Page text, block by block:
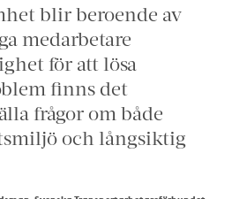
blir beroende av
medarbetare
för att lösa
finns det
frågor om både
och långsiktig